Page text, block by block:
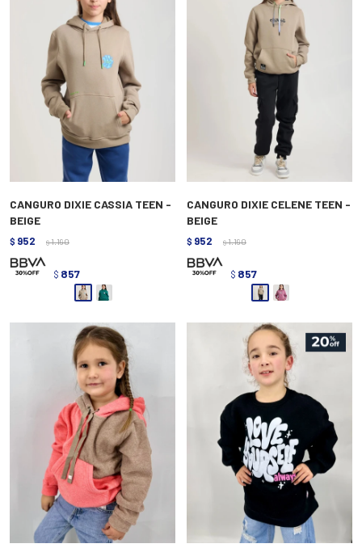
CANGURO DIXIE CASSIA TEEN -
BEIGE
$ 952 $ 1.190
$ 857
CANGURO DIXIE CELENE TEEN -
BEIGE
$ 952 $ 1.190
$ 857